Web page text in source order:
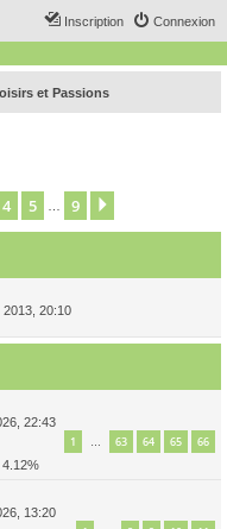
Connexion
Inscription
et Passions
4 5 9
20:10
22:43
1 … 63 64 65 66
4.12%
13:20